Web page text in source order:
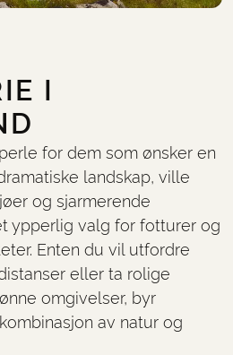
I
for dem som ønsker en
landskap, ville
og sjarmerende
ypperlig valg for fotturer og
Enten du vil utfordre
eller ta rolige
omgivelser, byr
av natur og